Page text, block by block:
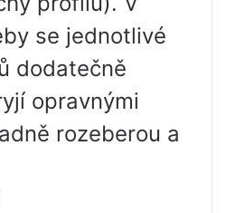
se jednotlivé
dodatečně
opravnými
rozeberou a